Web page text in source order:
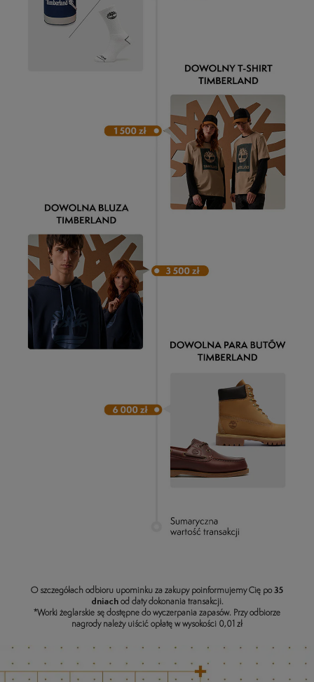
O szczegółach odbioru upominku za zakupy poinformujemy Cię po 35
dniach od daty dokonania transakcji.
*Worki żeglarskie sę dostępne do wyczerpania zapasów. Przy odbiorze
nagrody należy uiścić opłatę w wysokości 0,01 zł